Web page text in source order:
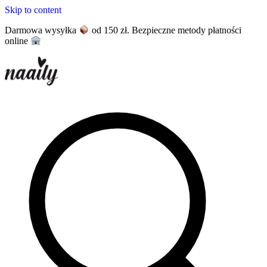
Skip to content
Darmowa wysyłka
od 150 zł. Bezpieczne metody płatności
online